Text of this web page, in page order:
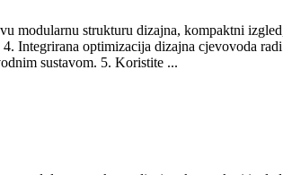
modularnu strukturu dizajna, kompaktni
Integrirana optimizacija dizajna cjevovoda
sustavom. 5. Koristite ...